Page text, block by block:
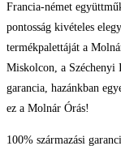
Francia-német
pontosság kivételes
termékpalettáját a
Miskolcon, a Széchenyi
garancia, hazánkban
ez a Molnár Órás!
100% származási